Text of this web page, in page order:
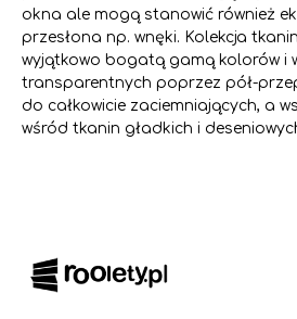
okna ale mogą stanowić również
przesłona np. wnęki. Kolekcja
wyjątkowo bogatą gamą kolorów i
transparentnych poprzez pół-
do całkowicie zaciemniających, a
wśród tkanin gładkich i